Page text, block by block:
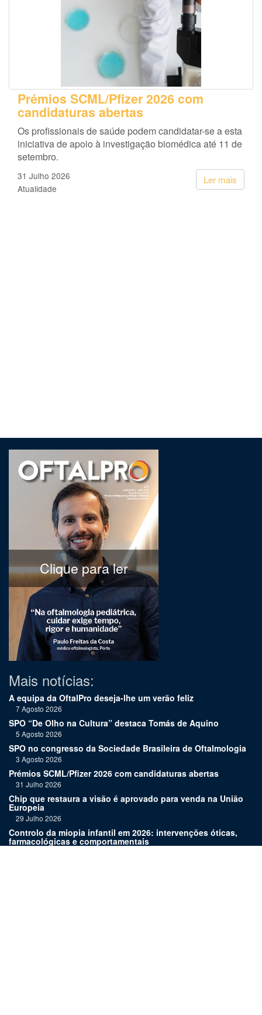
Prémios SCML/Pfizer 2026 com
candidaturas abertas
Os profissionais de saúde podem candidatar-se a esta
iniciativa de apoio à investigação biomédica até 11 de
setembro.
Ler mais
31 Julho 2026
Atualidade
Clique para ler
Mais notícias:
A equipa da OftalPro deseja-lhe um verão feliz
7 Agosto 2026
SPO “De Olho na Cultura” destaca Tomás de Aquino
5 Agosto 2026
SPO no congresso da Sociedade Brasileira de Oftalmologia
3 Agosto 2026
Prémios SCML/Pfizer 2026 com candidaturas abertas
31 Julho 2026
Chip que restaura a visão é aprovado para venda na União
Europeia
29 Julho 2026
Controlo da miopia infantil em 2026: intervenções óticas,
farmacológicas e comportamentais